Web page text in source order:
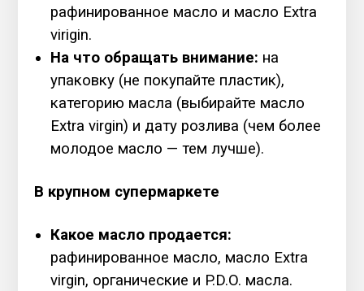
рафинированное масло и масло Extra
virigin.
На что обращать внимание: на
упаковку (не покупайте пластик),
категорию масла (выбирайте масло
Extra virgin) и дату розлива (чем более
молодое масло — тем лучше).
В крупном супермаркете
Какое масло продается:
рафинированное масло, масло Extra
virgin, органические и P.D.O. масла.